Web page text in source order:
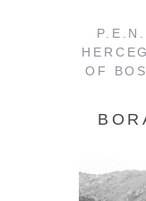
OF